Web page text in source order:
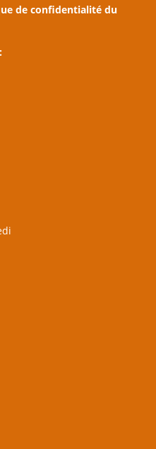
de confidentialité du